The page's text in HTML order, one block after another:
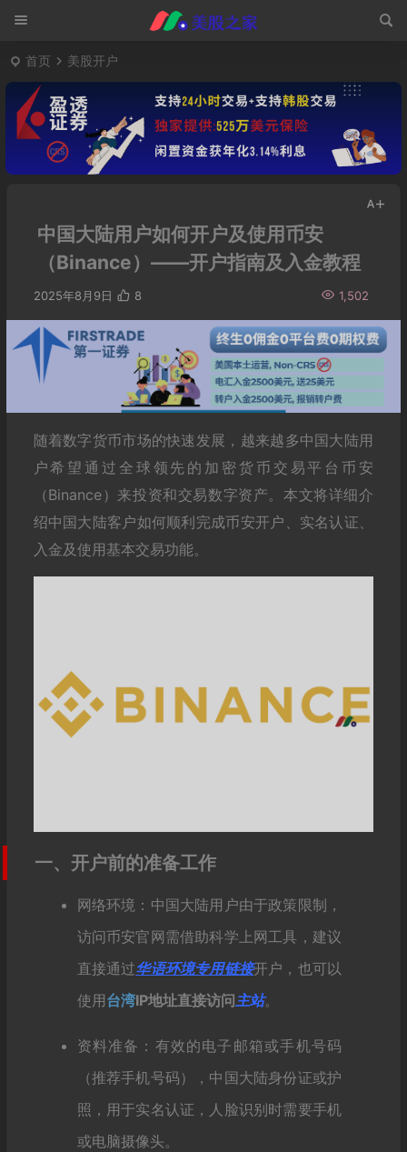
首页 美股开户
中国大陆用户如何开户及使用币安
（Binance）——开户指南及入金教程
2025年8月9日 1,502
8
随着数字货币市场的快速发展，越来越多中国大陆用
户希望通过全球领先的加密货币交易平台币安
（Binance）来投资和交易数字资产。本文将详细介
绍中国大陆客户如何顺利完成币安开户、实名认证、
入金及使用基本交易功能。
一、开户前的准备工作
网络环境：中国大陆用户由于政策限制，
访问币安官网需借助科学上网工具，建议
直接通过华语环境专用链接开户，也可以
使用台湾IP地址直接访问 主站。
资料准备：有效的电子邮箱或手机号码
（推荐手机号码），中国大陆身份证或护
照，用于实名认证，人脸识别时需要手机
或电脑摄像头。